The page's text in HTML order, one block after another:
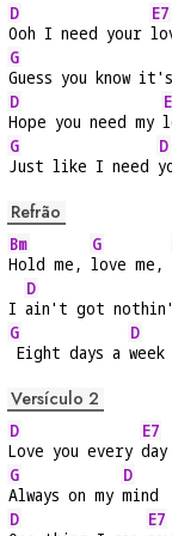
D
Ooh I need your
E7
G
Guess you know it's
D
Hope you need my
G
Just like I need
D
Refrão
Bm
Hold me,
G
love me,
I
D
ain't got
G
Eight days a
D
week
Versículo 2
D
Love you every
E7
G
Always on my
D
mind
D
E7